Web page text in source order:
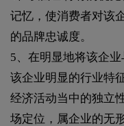
记忆，使消费者对该
的品牌忠诚度。
5、在明显地将该企
该企业明显的行业特
经济活动当中的独立
场定位，属企业的无